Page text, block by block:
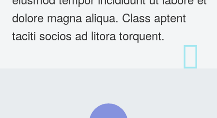
dolore magna aliqua. Class aptent
taciti socios ad litora torquent.